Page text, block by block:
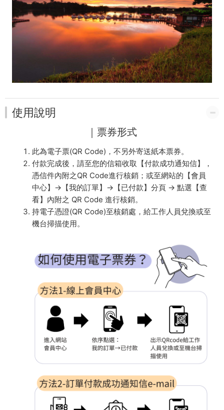
使用說明
｜票券形式
此為電子票(QR Code)，不另外寄送紙本票券。
付款完成後，請至您的信箱收取【付款成功通知信】，
憑信件內附之QR Code進行核銷；或至網站的【會員
中心】→【我的訂單】→【已付款】分頁 → 點選【查
看】內附之 QR Code 進行核銷。
持電子憑證(QR Code)至核銷處，給工作人員兌換或至
機台掃描使用。